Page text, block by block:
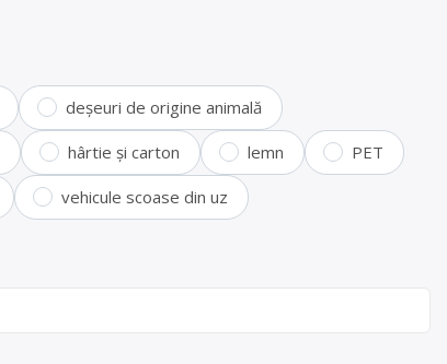
deșeuri de origine animală
hârtie și carton lemn PET
vehicule scoase din uz